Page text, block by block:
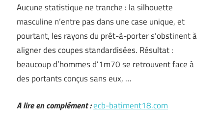
Aucune statistique ne tranche : la silhouette
masculine n’entre pas dans une case unique, et
pourtant, les rayons du prêt-à-porter s’obstinent à
aligner des coupes standardisées. Résultat :
beaucoup d’hommes d’1m70 se retrouvent face à
des portants conçus sans eux, …
A lire en complément :ecb-batiment18.com